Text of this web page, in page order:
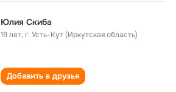
Юлия Скиба
19 лет,г. Усть-Кут (Иркутская область)
Добавить в друзья